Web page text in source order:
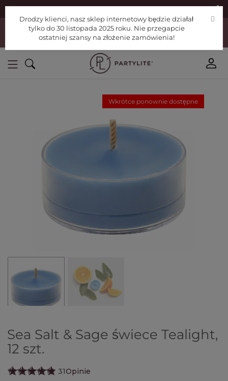
|
Drodzy klienci, nasz sklep internetowy będzie działał tylko do 30
listopada 2025 roku. Nie przegapcie ostatniej szansy na złożenie
zamówienia!
Wkrótce ponownie dostępne
Sea Salt & Sage świece Tealight,
12 szt.
31Opinie
Drodzy klienci, nasz sklep internetowy będzie działał
tylko do 30 listopada 2025 roku. Nie przegapcie
ostatniej szansy na złożenie zamówienia!